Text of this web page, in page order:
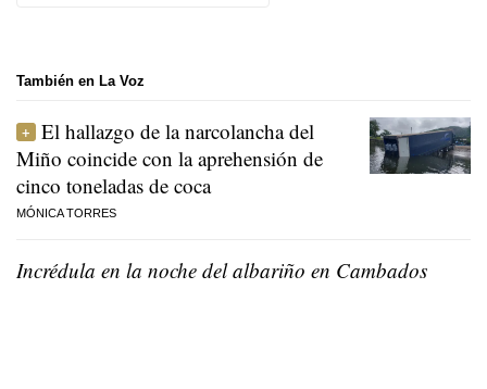
También en La Voz
El hallazgo de la narcolancha del
Miño coincide con la aprehensión de
cinco toneladas de coca
MÓNICA TORRES
Incrédula en la noche del albariño en Cambados